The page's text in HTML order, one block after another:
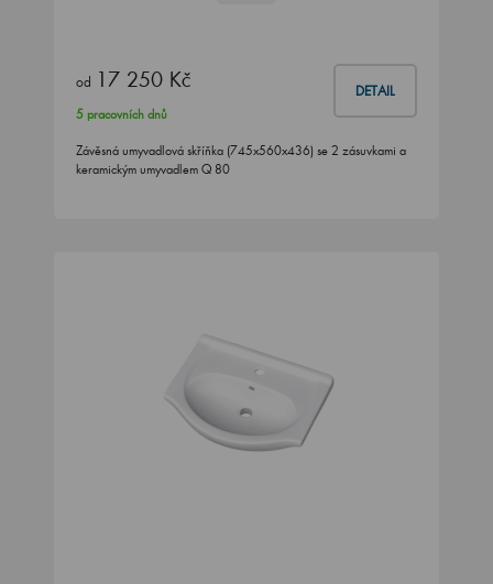
od 17 250 Kč DETAIL
5 pracovních dnů
Závěsná umyvadlová skříňka (745x560x436) se 2 zásuvkami a
keramickým umyvadlem Q 80